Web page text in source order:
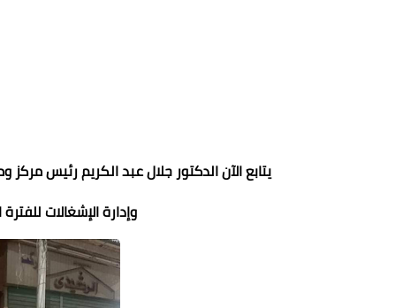
يتابع الآن الدكتور جلال عبد الكريم رئيس
وإدارة الإشغالات